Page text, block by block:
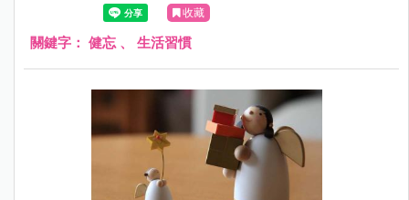
收藏
關鍵字： 健忘 、 生活習慣